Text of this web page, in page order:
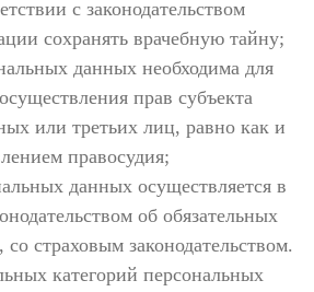
с законодательством
сохранять врачебную тайну;
данных необходима для
прав субъекта
или третьих лиц, равно как и
правосудия;
данных осуществляется в
об обязательных
со страховым законодательством.
категорий персональных